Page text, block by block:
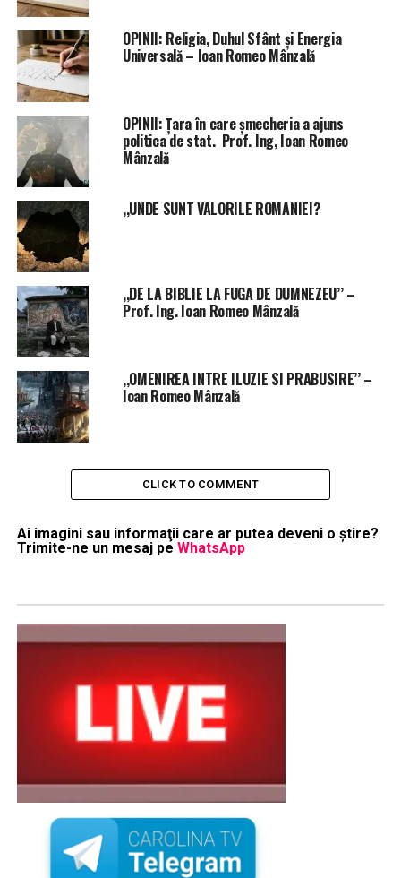
OPINII: Religia, Duhul Sfânt și Energia
Universală – Ioan Romeo Mânzală
OPINII: Țara în care șmecheria a ajuns
politica de stat. Prof. Ing, Ioan Romeo
Mânzală
,,UNDE SUNT VALORILE ROMANIEI?
,,DE LA BIBLIE LA FUGA DE DUMNEZEU’’ –
Prof. Ing. Ioan Romeo Mânzală
,,OMENIREA INTRE ILUZIE SI PRABUSIRE’’ –
Ioan Romeo Mânzală
CLICK TO COMMENT
Ai imagini sau informaţii care ar putea deveni o ştire?
Trimite-ne un mesaj pe WhatsApp